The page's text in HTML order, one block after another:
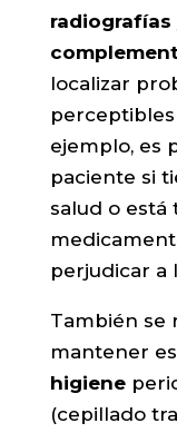
radiografías
localizar
perceptibles
ejemplo, es
paciente si
salud o
perjudicar a
También se
mantener
higiene
(cepillado